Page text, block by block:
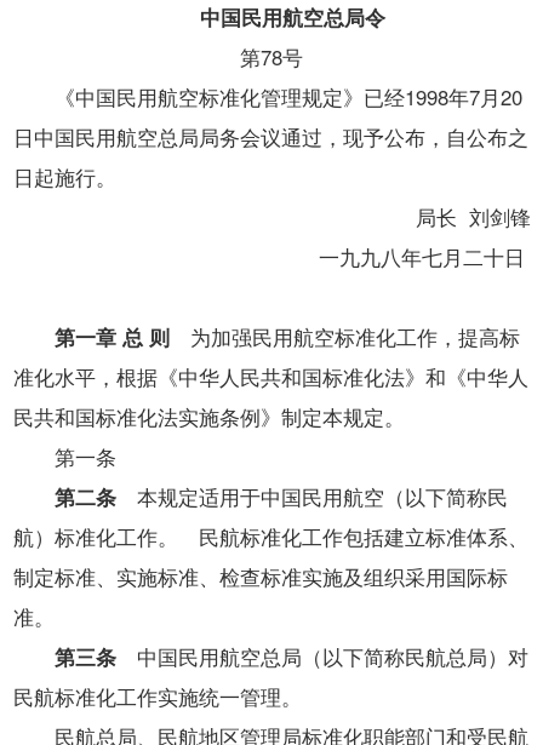
中国民用航空总局令
第78号
《中国民用航空标准化管理规定》已经1998年7月20
日中国民用航空总局局务会议通过，现予公布，自公布之
日起施行。
局长 刘剑锋
一九九八年七月二十日
第一章 总 则为加强民用航空标准化工作，提高标
准化水平，根据《中华人民共和国标准化法》和《中华人
民共和国标准化法实施条例》制定本规定。
第一条
第二条本规定适用于中国民用航空（以下简称民
航）标准化工作。 民航标准化工作包括建立标准体系、
制定标准、实施标准、检查标准实施及组织采用国际标
准。
第三条中国民用航空总局（以下简称民航总局）对
民航标准化工作实施统一管理。
民航总局、民航地区管理局标准化职能部门和受民航
打
导